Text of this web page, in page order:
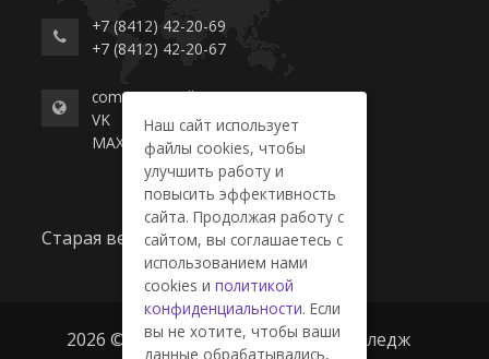
+7 (8412) 42-20-69
+7 (8412) 42-20-67
commerce-college.ru
VK
MAX
Старая версия сайта
2026 © ГАПОУ ПО "Пензенский колледж
Наш сайт использует
файлы cookies, чтобы
улучшить работу и
повысить эффективность
сайта. Продолжая работу с
сайтом, вы соглашаетесь с
использованием нами
cookies и политикой
конфиденциальности. Если
вы не хотите, чтобы ваши
данные обрабатывались,